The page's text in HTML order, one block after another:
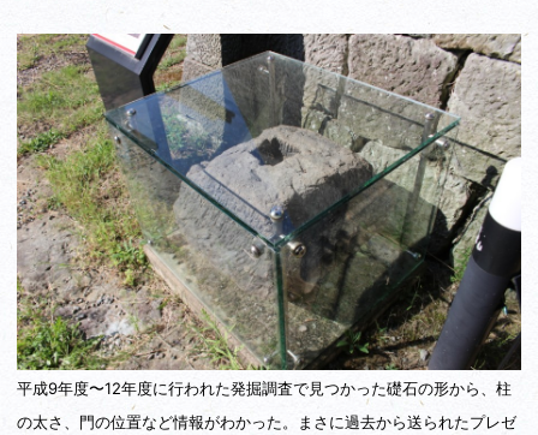
平成9年度〜12年度に行われた発掘調査で見つかった礎石の形から、柱
の太さ、門の位置など情報がわかった。まさに過去から送られたプレゼ